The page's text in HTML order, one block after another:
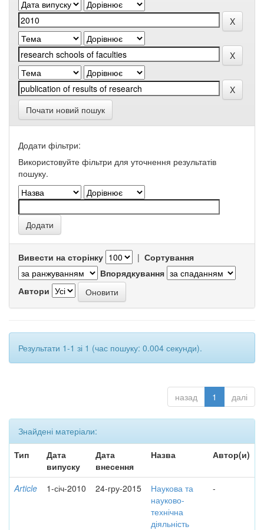
Почати новий пошук
Додати фільтри:
Використовуйте фільтри для уточнення результатів
пошуку.
Вивести на сторінку | Сортування
Впорядкування
Автори
Результати 1-1 зі 1 (час пошуку: 0.004 секунди).
назад 1 далі
Знайдені матеріали:
Тип
Дата
випуску
Дата
внесення
Назва Автор(и)
Article 1-січ-2010 24-гру-2015
Наукова та
науково-
технічна
діяльність
-